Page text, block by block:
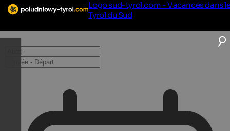
Logo sud-tyrol.com - Vacances dans
Tyrol du Sud